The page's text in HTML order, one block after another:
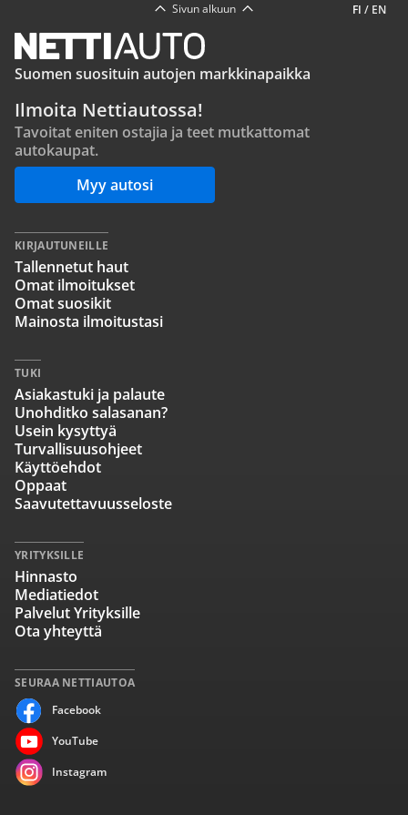
FI / EN
Sivun alkuun
Suomen suosituin autojen markkinapaikka
Ilmoita Nettiautossa!
Tavoitat eniten ostajia ja teet mutkattomat
autokaupat.
Myy autosi
SEURAA NETTIAUTOA
Facebook
YouTube
Instagram
KIRJAUTUNEILLE
Tallennetut haut
Omat ilmoitukset
Omat suosikit
Mainosta ilmoitustasi
TUKI
Asiakastuki ja palaute
Unohditko salasanan?
Usein kysyttyä
Turvallisuusohjeet
Käyttöehdot
Oppaat
Saavutettavuusseloste
YRITYKSILLE
Hinnasto
Mediatiedot
Palvelut Yrityksille
Ota yhteyttä